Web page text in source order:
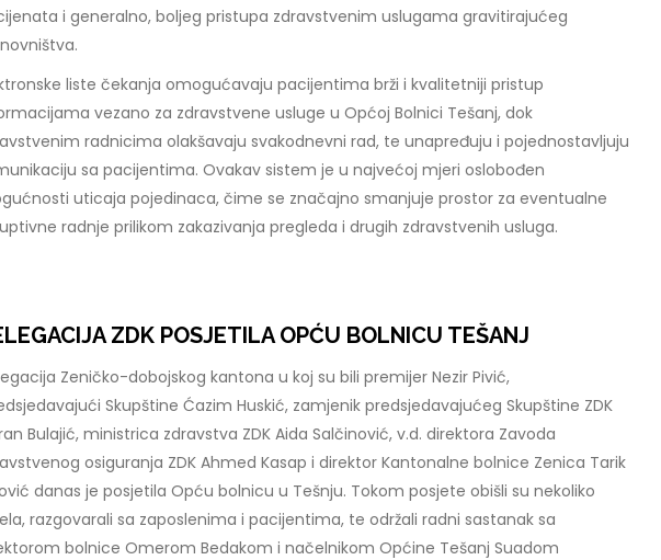
i generalno, boljeg pristupa zdravstvenim uslugama gravitirajućeg
liste čekanja omogućavaju pacijentima brži i kvalitetniji pristup
vezano za zdravstvene usluge u Općoj Bolnici Tešanj, dok
radnicima olakšavaju svakodnevni rad, te unapređuju i pojednostavljuju
sa pacijentima. Ovakav sistem je u najvećoj mjeri oslobođen
uticaja pojedinaca, čime se značajno smanjuje prostor za eventualne
radnje prilikom zakazivanja pregleda i drugih zdravstvenih usluga.
ZDK POSJETILA OPĆU BOLNICU TEŠANJ
Zeničko-dobojskog kantona u koj su bili premijer Nezir Pivić,
Skupštine Ćazim Huskić, zamjenik predsjedavajućeg Skupštine ZDK
Bulajić, ministrica zdravstva ZDK Aida Salčinović, v.d. direktora Zavoda
osiguranja ZDK Ahmed Kasap i direktor Kantonalne bolnice Zenica Tarik
danas je posjetila Opću bolnicu u Tešnju. Tokom posjete obišli su nekoliko
razgovarali sa zaposlenima i pacijentima, te održali radni sastanak sa
bolnice Omerom Bedakom i načelnikom Općine Tešanj Suadom